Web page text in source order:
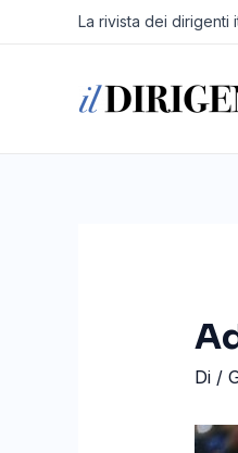
La rivista dei dirigenti
Di /
Navigazione